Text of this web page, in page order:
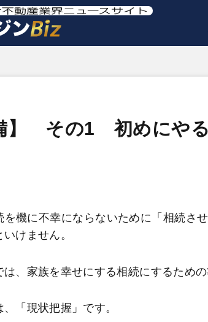
】 その1 初めにやる
を機に不幸にならないために「相続さ
けません。
は、家族を幸せにする相続にするため
「現状把握」です。